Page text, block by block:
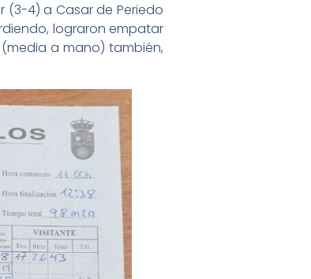
(3-4) a Casar de Periedo
lograron empatar
(media a mano) también,